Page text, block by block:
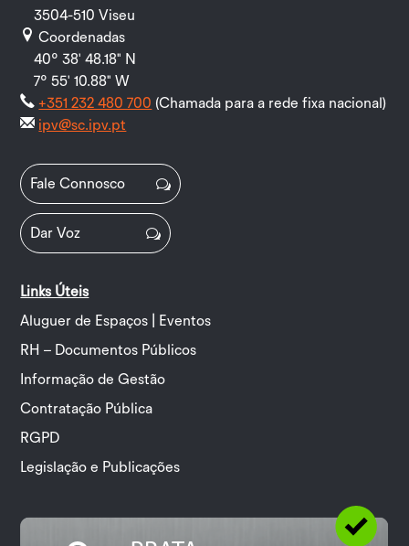
3504-510 Viseu
Coordenadas
40º 38' 48.18" N
7º 55' 10.88" W
+351 232 480 700 (Chamada para a rede fixa nacional)
ipv@sc.ipv.pt
Fale Connosco
Dar Voz
Links Úteis
Aluguer de Espaços | Eventos
RH – Documentos Públicos
Informação de Gestão
Contratação Pública
RGPD
Legislação e Publicações